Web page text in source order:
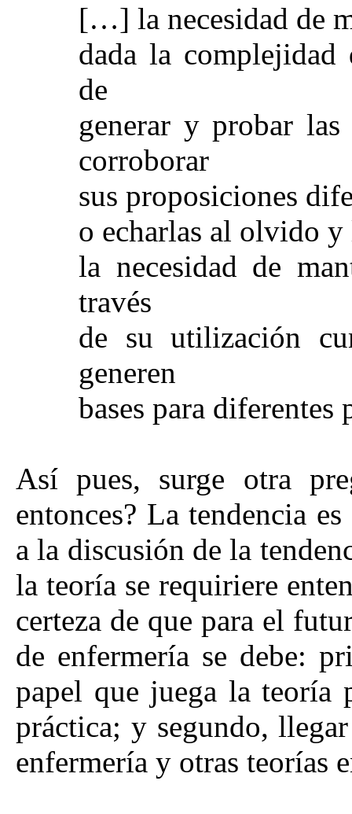
[…] la necesidad de
dada la complejidad
de
generar y probar
corroborar
sus proposiciones
o echarlas al olvido
la necesidad de
través
de su utilización
generen
bases para
Así pues, surge otra
entonces? La tendencia
a la discusión de la
la teoría se requiriere
certeza de que para el
de enfermería se debe:
papel que juega la teoría
práctica; y segundo,
enfermería y otras teorías